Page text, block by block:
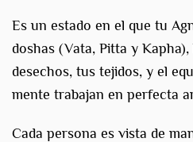
Es un estado en el que tu
doshas (Vata, Pitta y
desechos, tus tejidos, y el
mente trabajan en perfecta
Cada persona es vista de